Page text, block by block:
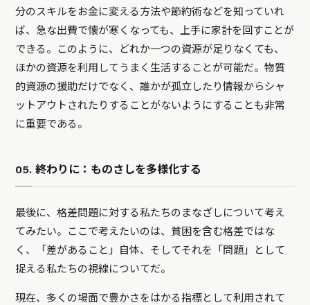
分のスキルをお金に変える方法や節約術などを知っていれ
ば、急な出費で懐が寒くなっても、上手に家計を回すことが
できる。このように、どれか一つの資源が足りなくても、
ほかの資源を利用してうまく生活することが可能だ。物質
的資源の援助だけでなく、誰かが孤立したり情報からシャ
ットアウトされたりすることがないようにすることも非常
に重要である。
05. 終わりに：ものさしを多様化する
最後に、格差問題に対する私たちのまなざしについて考え
てみたい。ここで考えたいのは、貧困を含む格差ではな
く、「差があること」自体、そしてそれを「問題」として
捉える私たちの視線についてだ。
現在、多くの場面で豊かさをはかる指標として利用されて